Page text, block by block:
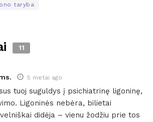
taryba
11
5 metai ago
tuoj suguldys į psichiatrinę ligoninę,
Ligoninės nebėra, bilietai
didėja – vienu žodžiu prie tos